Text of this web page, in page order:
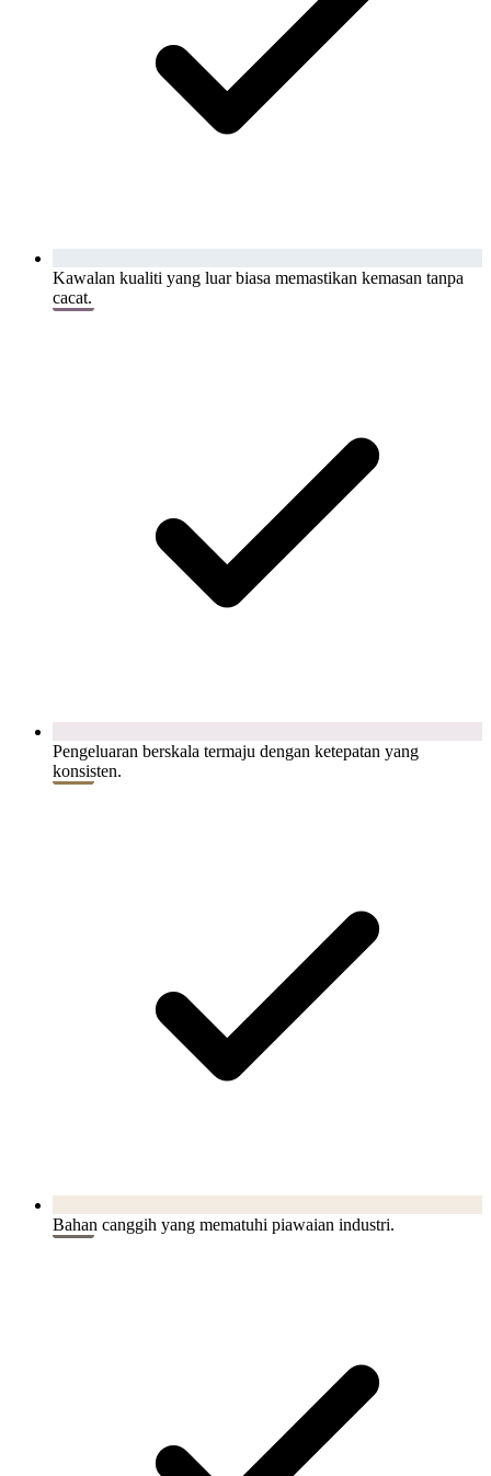
Kawalan kualiti yang luar biasa memastikan kemasan tanpa
cacat.
Pengeluaran berskala termaju dengan ketepatan yang
konsisten.
Bahan canggih yang mematuhi piawaian industri.